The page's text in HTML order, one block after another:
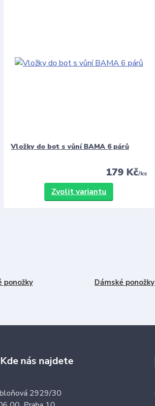
Vložky do bot s vůní BAMA 6 párů
179 Kč/ks
Zvolit variantu
ponožky Dámské ponožky
Kde nás najdete
2929/30